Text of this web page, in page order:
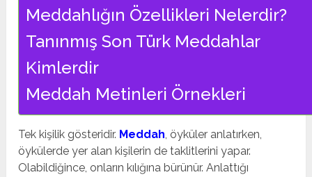
Meddahlığın Özellikleri Nelerdir?
Tanınmış Son Türk Meddahlar
Kimlerdir
Meddah Metinleri Örnekleri
Tek kişilik gösteridir. Meddah, öyküler anlatır­ken,
öykülerde yer alan kişilerin de taklitlerini yapar.
Olabildiğince, onların kılığına bürünür. Anlattığı